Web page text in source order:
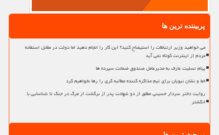
پربیننده ترین ها
می خواهید وزیر ارتباطات را استیضاح کنید؟ این کار را انجام دهید اما دولت در مقابل استفاده
مردم از اینترنت کوتاه نمی آید
پیام تسلیت عارف به مدیرعامل صندوق ضمانت سپرده ها
خط و نشان نبویان برای تیم مذاکره کننده مطالبه گری را رها نخواهیم کرد
روایت دختر سردار حسینی مطلق از دو شهادت پدر از برگشت از مرگ در جنگ تا شناسایی با
انگشتر